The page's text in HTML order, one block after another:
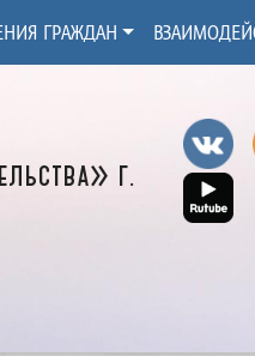
г.
ГРАЖДАН